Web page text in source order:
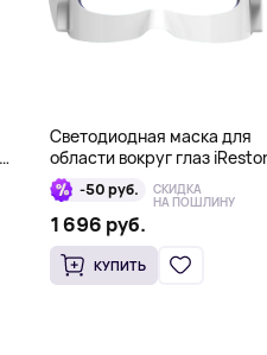
Светодиодная маска для
области вокруг глаз
Illumina LED Eye Mask
-50 руб. СКИДКА
НА ПОШЛИНУ
1 696 руб.
КУПИТЬ